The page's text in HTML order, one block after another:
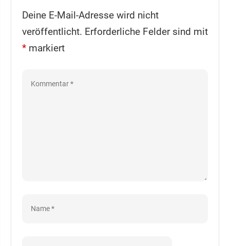
Deine E-Mail-Adresse wird nicht
veröffentlicht. Erforderliche Felder sind mit
* markiert